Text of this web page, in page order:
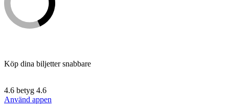
Köp dina biljetter snabbare
4.6 betyg 4.6
Använd appen